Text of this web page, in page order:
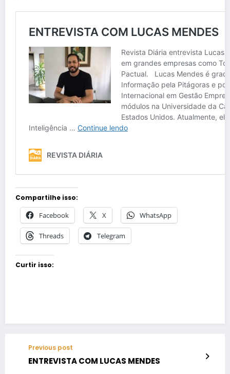
Compartilhe isso:
Facebook X WhatsApp
Threads Telegram
Curtir isso:
Previous post
ENTREVISTA COM LUCAS MENDES